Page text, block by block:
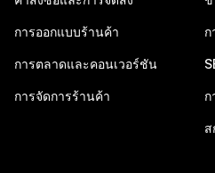
การออกแบบร้านค้า
การตลาดและคอนเวอร์ชัน
การจัดการร้านค้า
ก
ก
ส